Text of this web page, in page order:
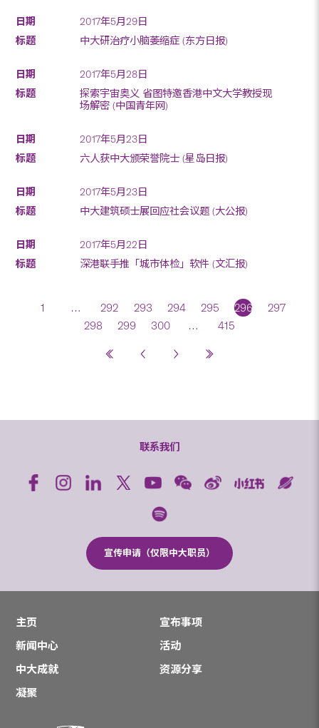
2017年5月29日
中大研治疗小脑萎缩症 (东方日报)
2017年5月28日
探索宇宙奥义 省图特邀香港中文大学教授现
场解密 (中国青年网)
2017年5月23日
六人获中大颁荣誉院士 (星岛日报)
2017年5月23日
中大建筑硕士展回应社会议题 (大公报)
2017年5月22日
深港联手推「城市体检」软件 (文汇报)
1 … 292 293 294 295 296
297
298
299 300 … 415
联系我们
宣传申请（仅限中大职员）
主页
宣布事项
新闻中心
活动
中大成就
资源分享
凝聚